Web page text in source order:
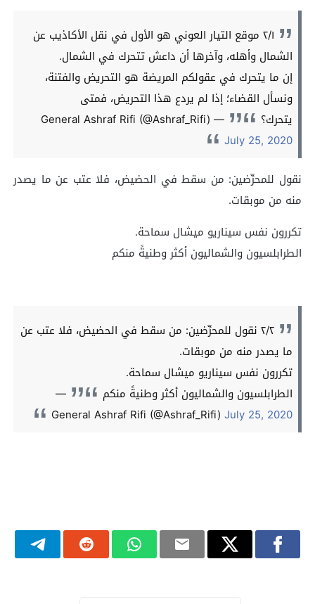
٢/١ موقع التيار العوني هو الأول في نقل الأكاذيب عن
الشمال وأهله، وآخرها أن داعش تتحرك في الشمال.
إن ما يتحرك في عقولكم المريضة هو التحريض والفتنة،
ونسأل القضاء؛ إذا لم يردع هذا التحريض، فمتى
يتحرك؟
— General Ashraf Rifi (@Ashraf_Rifi)
July 25, 2020
نقول للمحرِّضين: من سقط في الحضيض، فلا عتب عن ما يصدر
منه من موبقات.
تكررون نفس سيناريو ميشال سماحة.
الطرابلسيون والشماليون أكثر وطنيةً منكم
٢/٢ نقول للمحرِّضين: من سقط في الحضيض، فلا عتب عن
ما يصدر منه من موبقات.
تكررون نفس سيناريو ميشال سماحة.
الطرابلسيون والشماليون أكثر وطنيةً منكم
—
General Ashraf Rifi (@Ashraf_Rifi) July 25, 2020